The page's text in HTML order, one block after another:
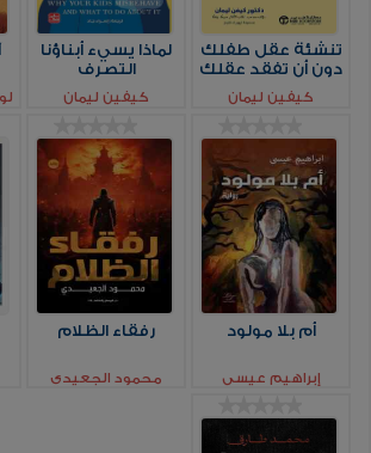
تنشئة عقل طفلك
دون أن تفقد عقلك
كيفين ليمان
لماذا يسيء أبناؤنا
التصرف
كيفين ليمان
أم بلا مولود
إبراهيم عيسي
رفقاء الظلام
محمود الجعيدي